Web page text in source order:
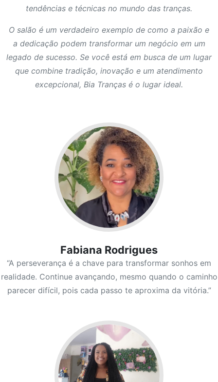
tendências e técnicas no mundo das tranças.
O salão é um verdadeiro exemplo de como a paixão e
a dedicação podem transformar um negócio em um
legado de sucesso. Se você está em busca de um lugar
que combine tradição, inovação e um atendimento
excepcional, Bia Tranças é o lugar ideal.
Fabiana Rodrigues
“A perseverança é a chave para transformar sonhos em
realidade. Continue avançando, mesmo quando o caminho
parecer difícil, pois cada passo te aproxima da vitória.”